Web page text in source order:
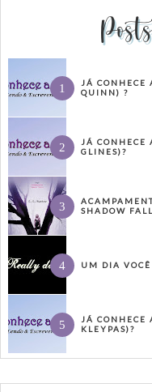
JÁ CONHECE
QUINN) ?
JÁ CONHECE
GLINES)?
SHADOW
UM DIA
JÁ CONHECE
KLEYPAS)?